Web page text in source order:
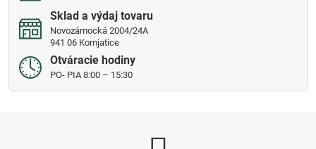
Sklad a výdaj tovaru
Novozámocká 2004/24A
941 06 Komjatice
Otváracie hodiny
PO- PIA 8:00 – 15:30